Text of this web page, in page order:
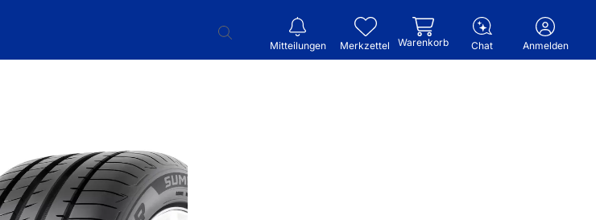
Mitteilungen Merkzettel Warenkorb Chat Anmelden